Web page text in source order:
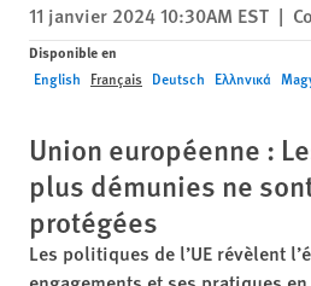
11 janvier 2024 10:30AM EST |
Disponible en
English Français Deutsch Ελληνικά
Union européenne :
plus démunies ne
protégées
Les politiques de l’UE révèlent